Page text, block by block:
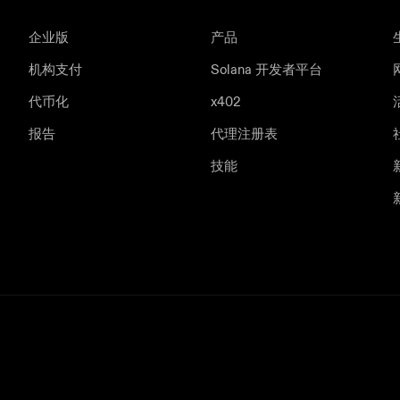
企业版
机构支付
代币化
报告
产品
Solana 开发者平台
x402
代理注册表
技能